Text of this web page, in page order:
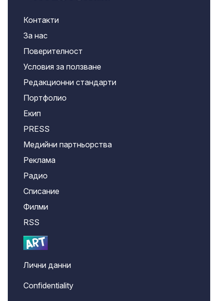
Контакти
За нас
Поверителност
Условия за ползване
Редакционни стандарти
Портфолио
Екип
PRESS
Медийни партньорства
Реклама
Радио
Списание
Филми
RSS
Лични данни
Confidentiality